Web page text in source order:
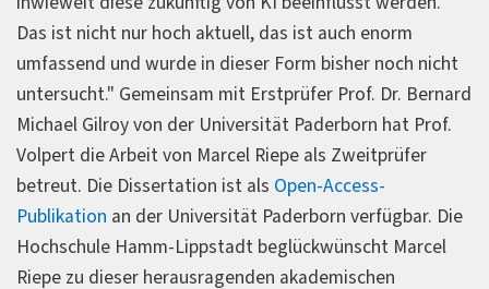
Das ist nicht nur hoch aktuell, das ist auch enorm
umfassend und wurde in dieser Form bisher noch nicht
untersucht." Gemeinsam mit Erstprüfer Prof. Dr. Bernard
Michael Gilroy von der Universität Paderborn hat Prof.
Volpert die Arbeit von Marcel Riepe als Zweitprüfer
betreut. Die Dissertation ist als Open-Access-
Publikation an der Universität Paderborn verfügbar. Die
Hochschule Hamm-Lippstadt beglückwünscht Marcel
Riepe zu dieser herausragenden akademischen